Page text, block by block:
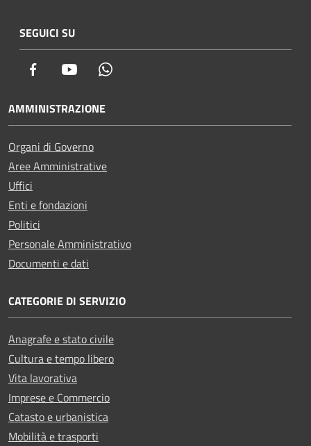
SEGUICI SU
Facebook Youtube
AMMINISTRAZIONE
Organi di Governo
Aree Amministrative
Uffici
Enti e fondazioni
Politici
Personale Amministrativo
Documenti e dati
CATEGORIE DI SERVIZIO
Anagrafe e stato civile
Cultura e tempo libero
Vita lavorativa
Imprese e Commercio
Catasto e urbanistica
Mobilità e trasporti